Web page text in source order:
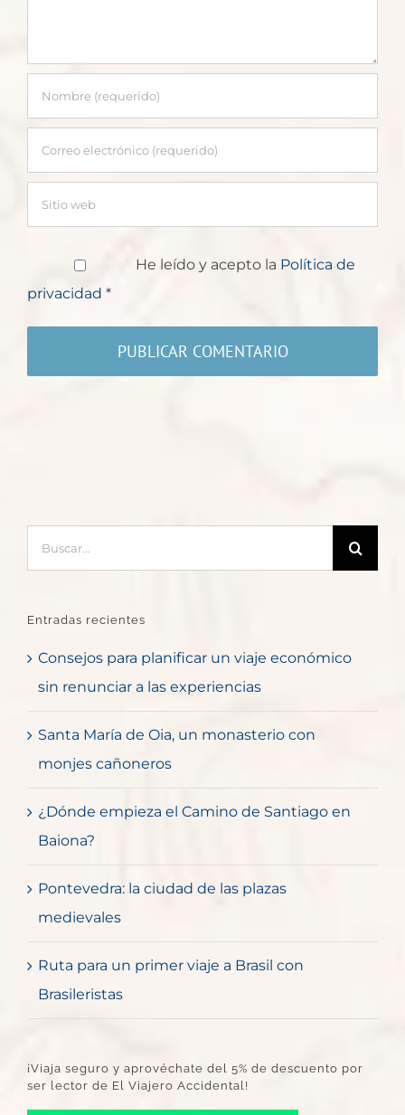
He leído y acepto la Política de
privacidad *
Entradas recientes
Consejos para planificar un viaje económico
sin renunciar a las experiencias
Santa María de Oia, un monasterio con
monjes cañoneros
¿Dónde empieza el Camino de Santiago en
Baiona?
Pontevedra: la ciudad de las plazas
medievales
Ruta para un primer viaje a Brasil con
Brasileristas
¡Viaja seguro y aprovéchate del 5% de descuento por
ser lector de El Viajero Accidental!